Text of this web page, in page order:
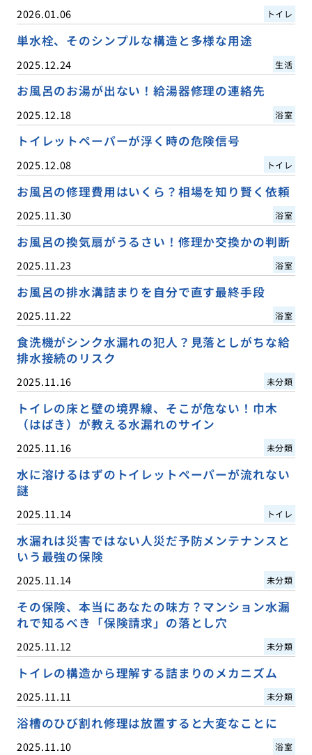
2026.01.06 トイレ
単水栓、そのシンプルな構造と多様な用途
2025.12.24 生活
お風呂のお湯が出ない！給湯器修理の連絡先
2025.12.18 浴室
トイレットペーパーが浮く時の危険信号
2025.12.08 トイレ
お風呂の修理費用はいくら？相場を知り賢く依頼
2025.11.30 浴室
お風呂の換気扇がうるさい！修理か交換かの判断
2025.11.23 浴室
お風呂の排水溝詰まりを自分で直す最終手段
2025.11.22 浴室
食洗機がシンク水漏れの犯人？見落としがちな給
排水接続のリスク
2025.11.16 未分類
トイレの床と壁の境界線、そこが危ない！巾木
（はばき）が教える水漏れのサイン
2025.11.16 未分類
水に溶けるはずのトイレットペーパーが流れない
謎
2025.11.14 トイレ
水漏れは災害ではない人災だ予防メンテナンスと
いう最強の保険
2025.11.14 未分類
その保険、本当にあなたの味方？マンション水漏
れで知るべき「保険請求」の落とし穴
2025.11.12 未分類
トイレの構造から理解する詰まりのメカニズム
2025.11.11 未分類
浴槽のひび割れ修理は放置すると大変なことに
2025.11.10 浴室